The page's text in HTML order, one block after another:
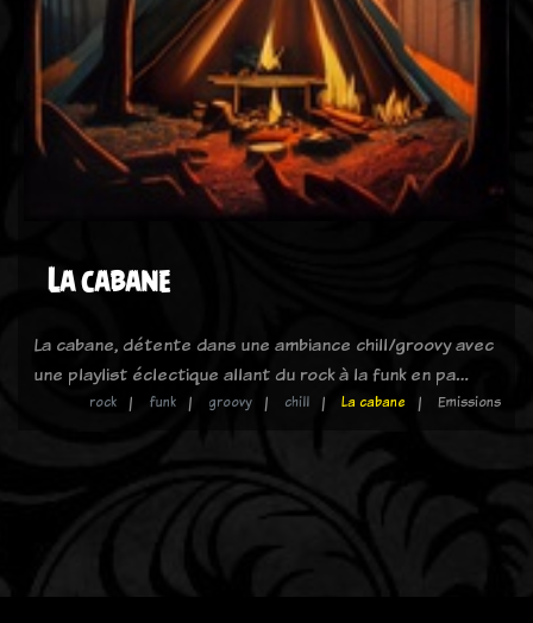
La cabane
La cabane, détente dans une ambiance chill/groovy avec
une playlist éclectique allant du rock à la funk en pa…
rock funk groovy chill La cabane Emissions